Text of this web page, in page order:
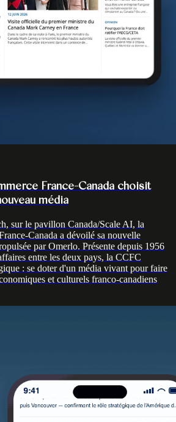
France-Canada choisit
média
sur le pavillon Canada/Scale AI, la
Canada a dévoilé sa nouvelle
par Omerlo. Présente depuis 1956
entre les deux pays, la CCFC
: se doter d'un média vivant pour faire
et culturels franco-canadiens